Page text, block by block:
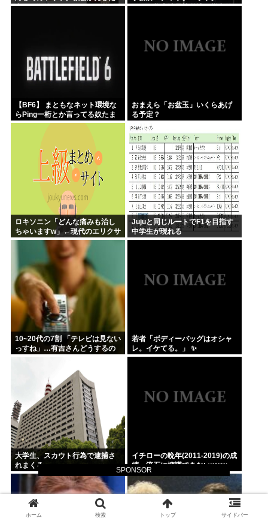
SPONSOR
声明に海外からコメントが殺到
ス」、熊本地震被災地に災害義
【BF6】 まともなネット環境な
らPing一桁とか言ってる奴たま
にいるけどマヌケすぎる
おまえら「お盆玉」いくらあげ
る予定？
ロキソニン「どんな痛みも治し
ちゃいますw」←現代のエリクサ
ーやろ…
Jujuと同じルートでF1を目指す
中学生が現れる
10~20代の7割 「テレビは見ない
っすね」…有吉さんどうするの
若者「ボディーバッグはオシャ
レ。イケてる。」 ✨
大学生、スカウト行為で逮捕さ
れまくる
イチローの晩年(2011-2019)の成
績、流石に擁護できないwww
ホーム 検索 トップ サイドバー